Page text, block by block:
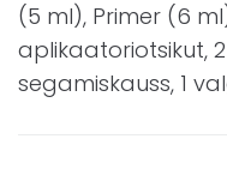
(5 ml), Primer (6
aplikaatoriotsikut,
segamiskauss, 1